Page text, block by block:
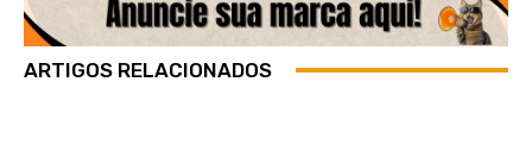
ARTIGOS RELACIONADOS